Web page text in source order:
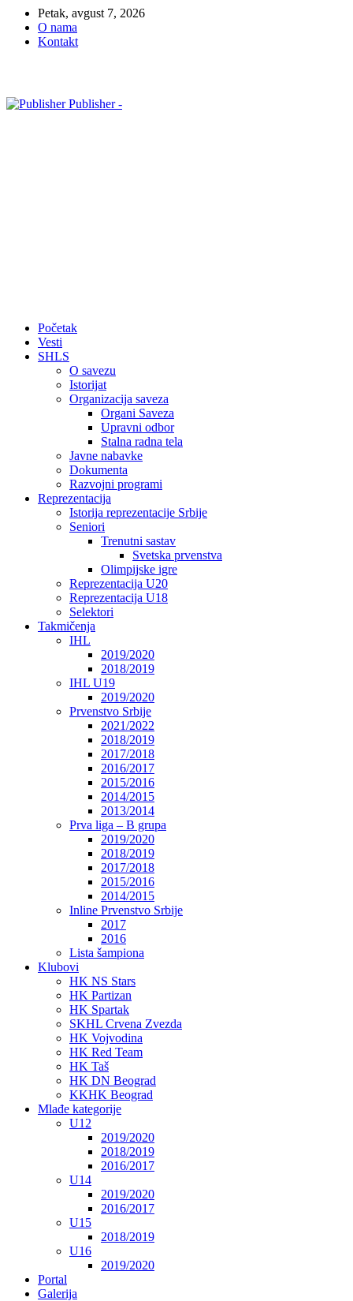
Petak, avgust 7, 2026
O nama
Kontakt
Publisher -
Početak
Vesti
SHLS
O savezu
Istorijat
Organizacija saveza
Organi Saveza
Upravni odbor
Stalna radna tela
Javne nabavke
Dokumenta
Razvojni programi
Reprezentacija
Istorija reprezentacije Srbije
Seniori
Trenutni sastav
Svetska prvenstva
Olimpijske igre
Reprezentacija U20
Reprezentacija U18
Selektori
Takmičenja
IHL
2019/2020
2018/2019
IHL U19
2019/2020
Prvenstvo Srbije
2021/2022
2018/2019
2017/2018
2016/2017
2015/2016
2014/2015
2013/2014
Prva liga – B grupa
2019/2020
2018/2019
2017/2018
2015/2016
2014/2015
Inline Prvenstvo Srbije
2017
2016
Lista šampiona
Klubovi
HK NS Stars
HK Partizan
HK Spartak
SKHL Crvena Zvezda
HK Vojvodina
HK Red Team
HK Taš
HK DN Beograd
KKHK Beograd
Mlađe kategorije
U12
2019/2020
2018/2019
2016/2017
U14
2019/2020
2016/2017
U15
2018/2019
U16
2019/2020
Portal
Galerija